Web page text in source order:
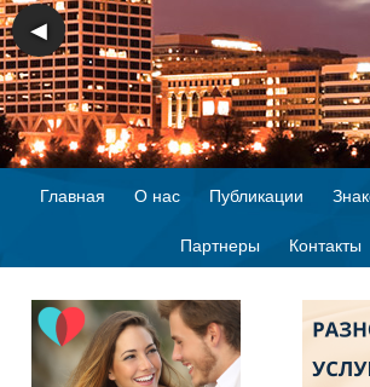
◀
Главная О нас Публикации
Партнеры Контакты